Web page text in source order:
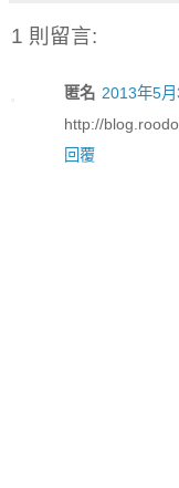
1 則留言:
匿名 2013年5
http://
回覆